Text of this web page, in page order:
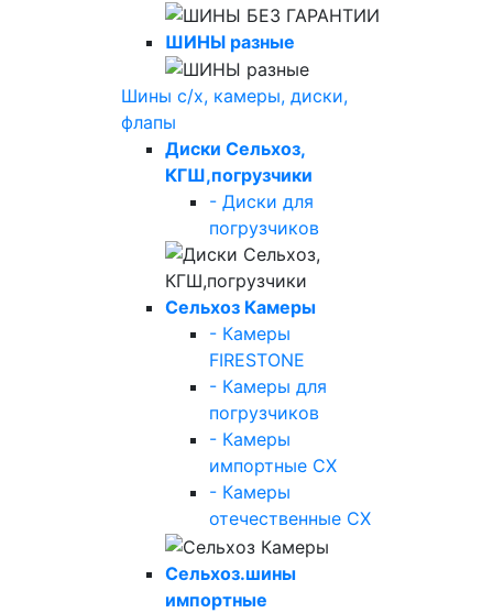
ШИНЫ разные
Шины с/х, камеры, диски,
флапы
Диски Сельхоз,
КГШ,погрузчики
- Диски для
погрузчиков
Сельхоз Камеры
- Камеры
FIRESTONE
- Камеры для
погрузчиков
- Камеры
импортные СХ
- Камеры
отечественные СХ
Сельхоз.шины
импортные